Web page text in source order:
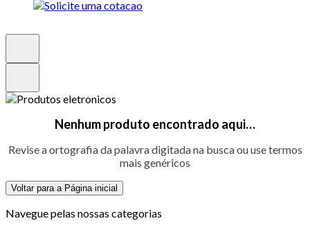
Nenhum produto encontrado aqui…
Revise a ortografia da palavra digitada na busca ou use termos
mais genéricos
Voltar para a Página inicial
Navegue pelas nossas categorias